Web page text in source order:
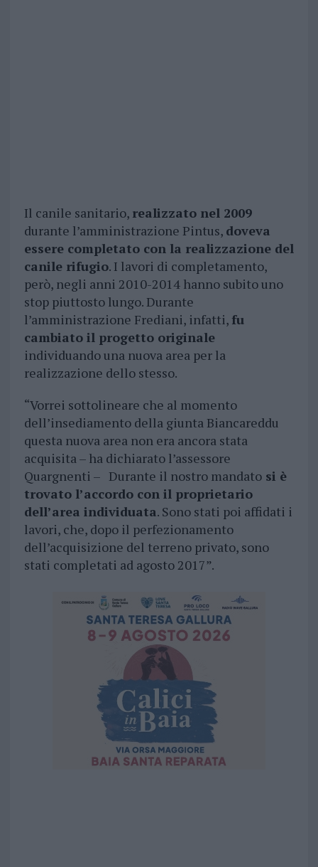
Il canile sanitario, realizzato nel 2009
durante l’amministrazione Pintus, doveva
essere completato con la realizzazione del
canile rifugio. I lavori di completamento,
però, negli anni 2010-2014 hanno subito uno
stop piuttosto lungo. Durante
l’amministrazione Frediani, infatti, fu
cambiato il progetto originale
individuando una nuova area per la
realizzazione dello stesso.
“Vorrei sottolineare che al momento
dell’insediamento della giunta Biancareddu
questa nuova area non era ancora stata
acquisita – ha dichiarato l’assessore
Quargnenti – Durante il nostro mandatosi è
trovato l’accordo con il proprietario
dell’area individuata. Sono stati poi affidati i
lavori, che, dopo il perfezionamento
dell’acquisizione del terreno privato, sono
stati completati ad agosto 2017”.